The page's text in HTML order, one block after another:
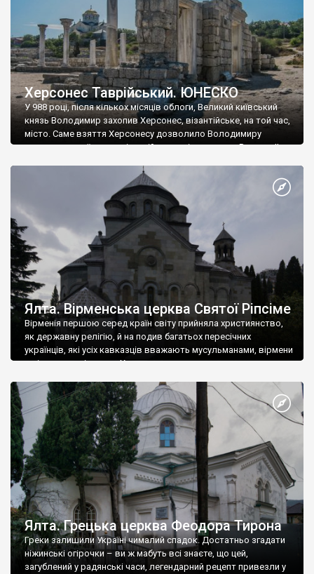
Херсонес Таврійський. ЮНЕСКО
У 988 році, після кількох місяців облоги, Великий київський
князь Володимир захопив Херсонес, візантійське, на той час,
місто. Саме взяття Херсонесу дозволило Володимиру
диктувати свої умови візантійському імператору Василю ІІ, та
Херсонесі Володимир-язичник, став Василем-християнином.
А потім було Хрещення Русі. На честь Херсонесу Таврійського
Ялта. Вірменська церква Святої Ріпсіме
Вірменія першою серед країн світу прийняла християнство,
як державну релігію, й на подив багатьох пересічних
українців, які усіх кавказців вважають мусульманами, вірмени
є відданими вірянами Христа
Ялта. Грецька церква Феодора Тирона
Греки залишили Україні чималий спадок. Достатньо згадати
ніжинські огірочки – ви ж мабуть всі знаєте, що цей,
загублений у радянські часи, легендарний рецепт привезли у